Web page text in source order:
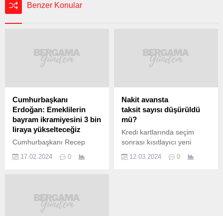
Benzer Konular
Cumhurbaşkanı
Erdoğan: Emeklilerin
bayram ikramiyesini 3 bin
liraya yükselteceğiz
Cumhurbaşkanı Recep
bayram ikramiyesinin yüzde
ikramiyesi alan emekliler,
2024 yılında toplam 6 bin
17.02.2024 0
Nakit avansta
taksit sayısı düşürüldü
mü?
Kredi kartlarında seçim
sonrası kısıtlayıcı yeni
adım öncesi başka bir
12.03.2024 0